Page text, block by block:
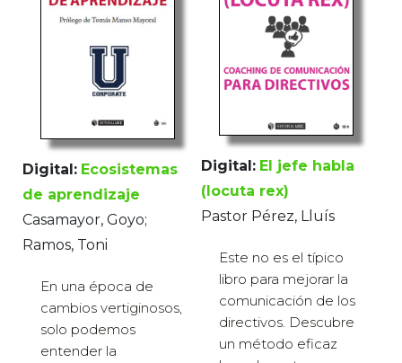
Digital: Ecosistemas
de aprendizaje
Casamayor, Goyo;
Ramos, Toni
En una época de
cambios vertiginosos,
solo podemos
entender la
Digital: El jefe habla
(locuta rex)
Pastor Pérez, Lluís
Este no es el típico
libro para mejorar la
comunicación de los
directivos. Descubre
un método eficaz